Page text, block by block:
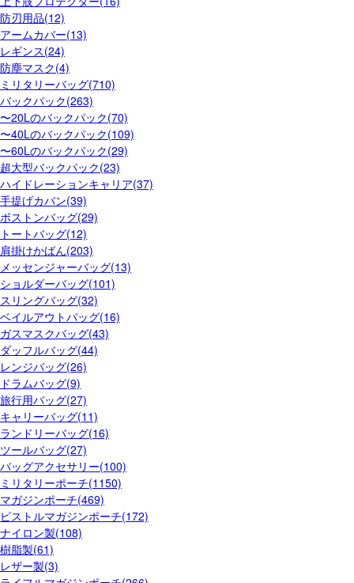
防刃用品(12)
アームカバー(13)
レギンス(24)
防塵マスク(4)
ミリタリーバッグ(710)
バックパック(263)
〜20Lのバックパック(70)
〜40Lのバックパック(109)
〜60Lのバックパック(29)
超大型バックパック(23)
ハイドレーションキャリア(37)
手提げカバン(39)
ボストンバッグ(29)
トートバッグ(12)
肩掛けかばん(203)
メッセンジャーバッグ(13)
ショルダーバッグ(101)
スリングバッグ(32)
ベイルアウトバッグ(16)
ガスマスクバッグ(43)
ダッフルバッグ(44)
レンジバッグ(26)
ドラムバッグ(9)
旅行用バッグ(27)
キャリーバッグ(11)
ランドリーバッグ(16)
ツールバッグ(27)
バッグアクセサリー(100)
ミリタリーポーチ(1150)
マガジンポーチ(469)
ピストルマガジンポーチ(172)
ナイロン製(108)
樹脂製(61)
レザー製(3)